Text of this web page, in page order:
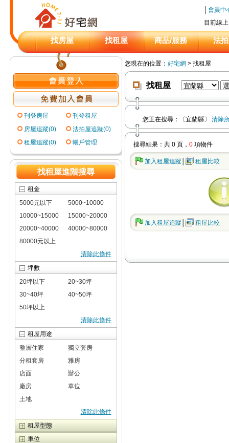
目前線
會員中
找房屋 找租屋 商品/服務 法
刊登房屋
刊登租屋
房屋追蹤(0)
法拍屋追蹤(0)
租屋追蹤(0)
帳戶管理
找租屋進階搜尋
租金
5000元以下
5000~10000
10000~15000
15000~20000
20000~40000
40000~80000
80000元以上
清除此條件
坪數
20坪以下
20~30坪
30~40坪
40~50坪
50坪以上
清除此條件
租屋用途
整層住家
獨立套房
分租套房
雅房
店面
辦公
廠房
車位
土地
清除此條件
租屋型態
車位
您現在的位置： 好宅網 > 找租屋
找租屋
您正在搜尋： 〔宜蘭縣〕清除
搜尋結果：共 0 頁， 0 項物件
加入租屋追蹤 租屋 比較
加入租屋追蹤 租屋 比較